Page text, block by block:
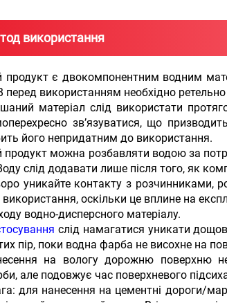
використання
продукт є двокомпонентним водним
перед використанням необхідно
матеріал слід використати
зв’язуватися, що
його непридатним до використання.
продукт можна розбавляти водою за
слід додавати лише після того, як
уникайте контакту з розчинниками,
використання, оскільки це вплине на
водно-дисперсного матеріалу.
слід намагатися уникати
пір, поки водна фарба не висохне на
на вологу дорожню поверхню не
але подовжує час поверхневого
для нанесення на цементні дороги/